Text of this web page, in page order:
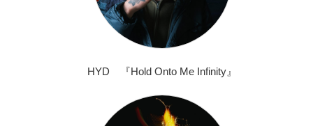
HYD 『Hold Onto Me Infinity』